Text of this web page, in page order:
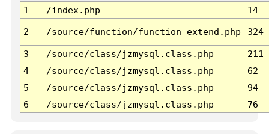
1
/index.php 14
2 /source/function/function_extend.php 324
3 /source/class/jzmysql.class.php
211
4
/source/class/jzmysql.class.php
62
5
/source/class/jzmysql.class.php
94
6
/source/class/jzmysql.class.php 76